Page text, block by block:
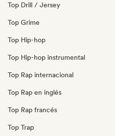
Top Drill / Jersey
Top Grime
Top Hip-hop
Top Hip-hop instrumental
Top Rap internacional
Top Rap en inglés
Top Rap francés
Top Trap